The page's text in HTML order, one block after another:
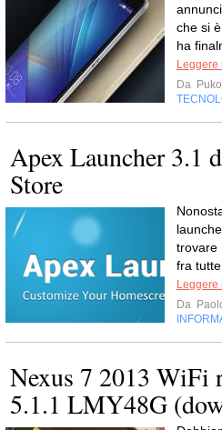
che si
ha
Leggere
Da
Apex Launcher 3.1
Store
trovare
fra
Leggere
Da
Nexus 7 2013 WiFi
5.1.1 LMY48G